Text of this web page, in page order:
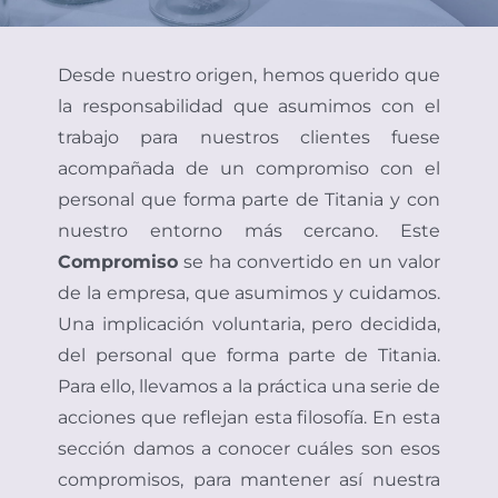
Desde nuestro origen, hemos querido que
la responsabilidad que asumimos con el
trabajo para nuestros clientes fuese
acompañada de un compromiso con el
personal que forma parte de Titania y con
nuestro entorno más cercano. Este
Compromiso se ha convertido en un valor
de la empresa, que asumimos y cuidamos.
Una implicación voluntaria, pero decidida,
del personal que forma parte de Titania.
Para ello, llevamos a la práctica una serie de
acciones que reflejan esta filosofía. En esta
sección damos a conocer cuáles son esos
compromisos, para mantener así nuestra